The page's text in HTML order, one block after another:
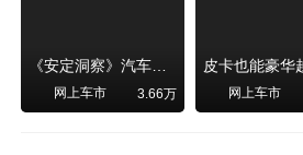
《安定洞察》汽车烧不烧油，和石油安全无关！
网上车市 3.66万 网上车市